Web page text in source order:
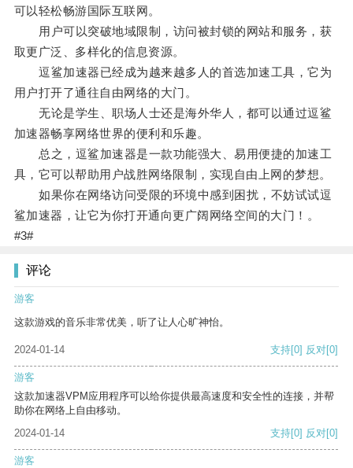
可以轻松畅游国际互联网。
用户可以突破地域限制，访问被封锁的网站和服务，获
取更广泛、多样化的信息资源。
逗鲨加速器已经成为越来越多人的首选加速工具，它为
用户打开了通往自由网络的大门。
无论是学生、职场人士还是海外华人，都可以通过逗鲨
加速器畅享网络世界的便利和乐趣。
总之，逗鲨加速器是一款功能强大、易用便捷的加速工
具，它可以帮助用户战胜网络限制，实现自由上网的梦想。
如果你在网络访问受限的环境中感到困扰，不妨试试逗
鲨加速器，让它为你打开通向更广阔网络空间的大门！。
#3#
评论
游客
这款游戏的音乐非常优美，听了让人心旷神怡。
2024-01-14 支持[0] 反对[0]
游客
这款加速器VPM应用程序可以给你提供最高速度和安全性的连接，并帮
助你在网络上自由移动。
2024-01-14
支持[0] 反对[0]
游客